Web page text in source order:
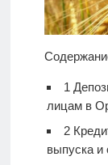
1
лицам в
2
выпуска и